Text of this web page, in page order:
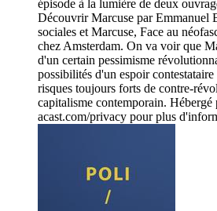
épisode à la lumière de deux
Découvrir Marcuse par Emmanuel
sociales et Marcuse, Face au
chez Amsterdam. On va voir que
d'un certain pessimisme
possibilités d'un espoir
risques toujours forts de contre-
capitalisme contemporain. Hébergé
acast.com/privacy pour plus